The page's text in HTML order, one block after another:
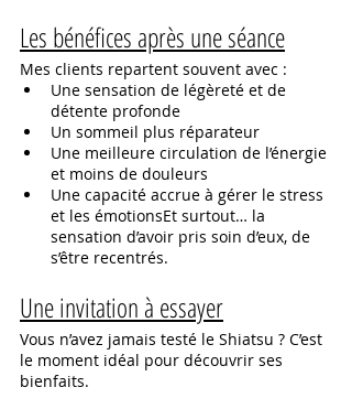
Les bénéfices après une séance
Mes clients repartent souvent avec :
Une sensation de légèreté et de
détente profonde
Un sommeil plus réparateur
Une meilleure circulation de l’énergie
et moins de douleurs
Une capacité accrue à gérer le stress
et les émotionsEt surtout… la
sensation d’avoir pris soin d’eux, de
s’être recentrés.
Une invitation à essayer
Vous n’avez jamais testé le Shiatsu ? C’est
le moment idéal pour découvrir ses
bienfaits.